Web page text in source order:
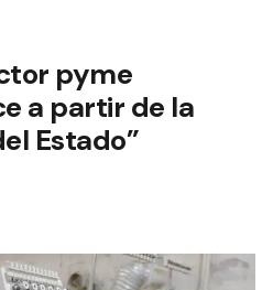
pyme
a partir de la
Estado”